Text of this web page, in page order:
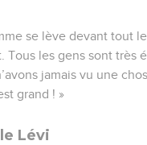
se lève devant tout
Tous les gens sont très
jamais vu une
grand ! »
Lévi